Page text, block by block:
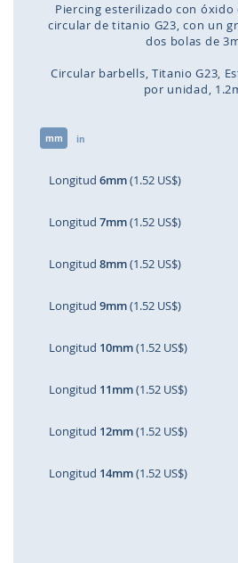
Piercing esterilizado con
circular de titanio G23, con un
dos bolas de
Circular barbells Titanio G23
por unidad
mm in
Longitud 6mm(1.52 US$)
Longitud 7mm(1.52 US$)
Longitud 8mm(1.52 US$)
Longitud 9mm(1.52 US$)
Longitud 10mm(1.52 US$)
Longitud 11mm(1.52 US$)
Longitud 12mm(1.52 US$)
Longitud 14mm(1.52 US$)